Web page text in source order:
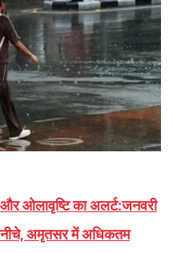
ओलावृष्टि का अलर्ट:जनवरी
नीचे, अमृतसर में अधिकतम